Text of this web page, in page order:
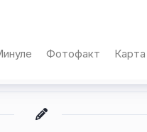
Фотофакт